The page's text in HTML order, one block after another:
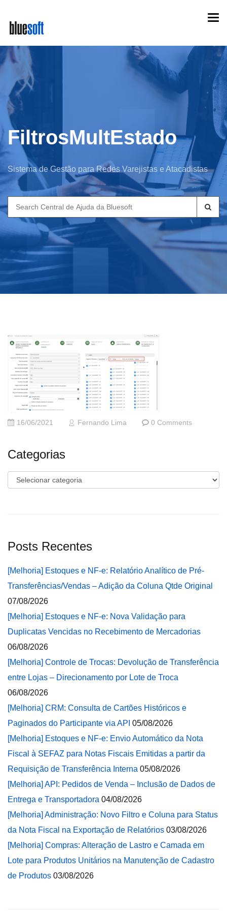
main
content
FiltrosMultEstado
Sistema de Gestão para Redes Varejistas e Atacadistas
Search
for:
16/06/2021 Fernando Lima 0 Comments
Categorias
Categorias
Posts Recentes
[Melhoria] Estoques e NF-e: Relatório Analítico de Pré-
Transferências/Vendas – Adição da Coluna Qtde Original
07/08/2026
[Melhoria] Estoques e NF-e: Nova Validação para
Duplicatas Vencidas no Recebimento de Mercadorias
06/08/2026
[Melhoria] Controle de Trocas: Devolução de Transferência
entre Lojas – Direcionamento por Lote de Troca
06/08/2026
[Melhoria] CRM: Consulta de Cartões Históricos e
Paginados do Participante via API 05/08/2026
[Melhoria] Estoques e NF-e: Envio Automático da Nota
Fiscal à SEFAZ para Notas Fiscais Emitidas a partir da
Requisição de Transferência Interna 05/08/2026
[Melhoria] API: Pedidos de Venda – Inclusão de Dados de
Entrega e Transportadora 04/08/2026
[Melhoria] Administração: Novo Filtro e Coluna para Status
da Nota Fiscal na Exportação de Relatórios 03/08/2026
[Melhoria] Compras: Alteração de Lastro e Camada em
Lote para Produtos Unitários na Manutenção de Cadastro
de Produtos 03/08/2026